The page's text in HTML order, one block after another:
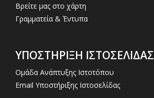
Βρείτε μας στο χάρτη
Γραμματεία & Έντυπα
ΥΠΟΣΤΗΡΙΞΗ ΙΣΤΟΣΕΛΙΔΑΣ
Ομάδα Ανάπτυξης Ιστοτόπου
Email Υποστήριξης Ιστοσελίδας